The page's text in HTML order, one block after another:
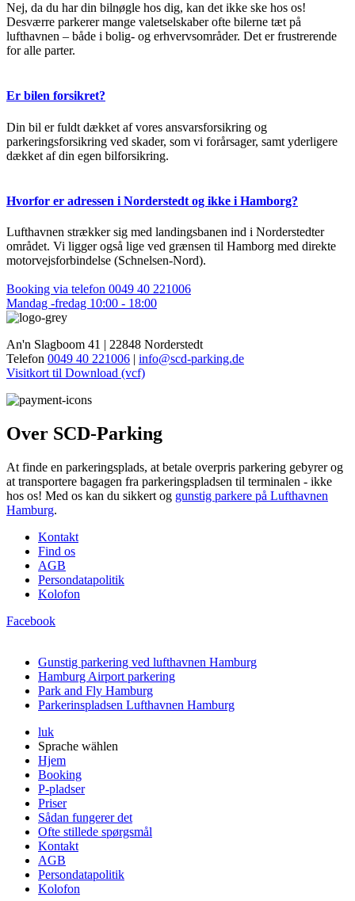
Nej, da du har din bilnøgle hos dig, kan det ikke ske hos os!
Desværre parkerer mange valetselskaber ofte bilerne tæt på
lufthavnen – både i bolig- og erhvervsområder. Det er frustrerende
for alle parter.
Er bilen forsikret?
Din bil er fuldt dækket af vores ansvarsforsikring og
parkeringsforsikring ved skader, som vi forårsager, samt yderligere
dækket af din egen bilforsikring.
Hvorfor er adressen i Norderstedt og ikke i Hamborg?
Lufthavnen strækker sig med landingsbanen ind i Norderstedter
området. Vi ligger også lige ved grænsen til Hamborg med direkte
motorvejsforbindelse (Schnelsen-Nord).
Booking via telefon 0049 40 221006
Mandag -fredag 10:00 - 18:00
An'n Slagboom 41 | 22848 Norderstedt
Telefon 0049 40 221006 | info@scd-parking.de
Visitkort til Download (vcf)
Over SCD-Parking
At finde en parkeringsplads, at betale overpris parkering gebyrer og
at transportere bagagen fra parkeringspladsen til terminalen - ikke
hos os! Med os kan du sikkert og gunstig parkere på Lufthavnen
Hamburg.
Kontakt
Find os
AGB
Persondatapolitik
Kolofon
Facebook
Gunstig parkering ved lufthavnen Hamburg
Hamburg Airport parkering
Park and Fly Hamburg
Parkerinspladsen Lufthavnen Hamburg
luk
Sprache wählen
Hjem
Booking
P-pladser
Priser
Sådan fungerer det
Ofte stillede spørgsmål
Kontakt
AGB
Persondatapolitik
Kolofon